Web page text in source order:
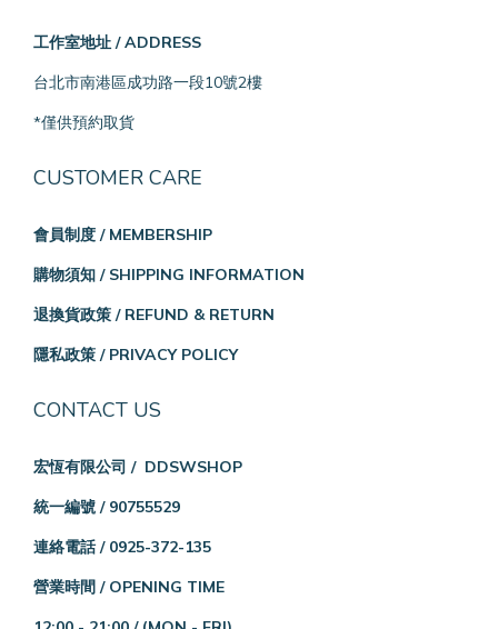
工作室地址 / ADDRESS
台北市南港區成功路一段10號2樓
*僅供預約取貨
CUSTOMER CARE
會員制度 / MEMBERSHIP
購物須知 / SHIPPING INFORMATION
退換貨政策 / REFUND & RETURN
隱私政策 / PRIVACY POLICY
CONTACT US
宏恆有限公司 / DDSWSHOP
統一編號 / 90755529
連絡電話 / 0925-372-135
營業時間 / OPENING TIME